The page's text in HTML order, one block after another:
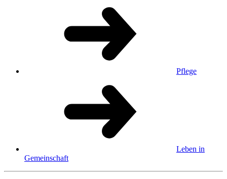
Pflege
Leben in
Gemeinschaft